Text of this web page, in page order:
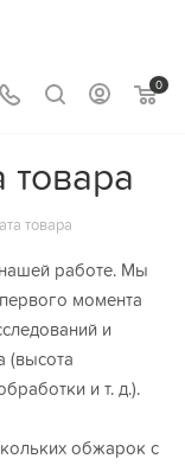
0
товара
товара
работе. Мы
момента
и
(высота
и т. д.).
обжарок с